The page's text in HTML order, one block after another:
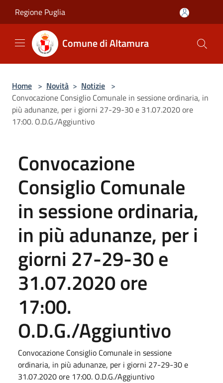
Regione Puglia
Comune di Altamura
Home > Novità > Notizie >
Convocazione Consiglio Comunale in sessione ordinaria, in
più adunanze, per i giorni 27-29-30 e 31.07.2020 ore
17:00. O.D.G./Aggiuntivo
Convocazione
Consiglio Comunale
in sessione ordinaria,
in più adunanze, per i
giorni 27-29-30 e
31.07.2020 ore
17:00.
O.D.G./Aggiuntivo
Convocazione Consiglio Comunale in sessione
ordinaria, in più adunanze, per i giorni 27-29-30 e
31.07.2020 ore 17:00. O.D.G./Aggiuntivo